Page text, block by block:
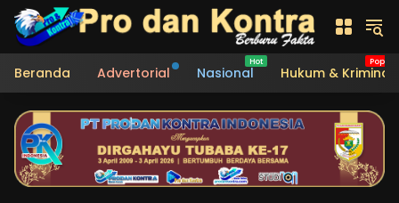
Langsung
konten
Beranda
Advertorial Nasional Hukum & Kriminal